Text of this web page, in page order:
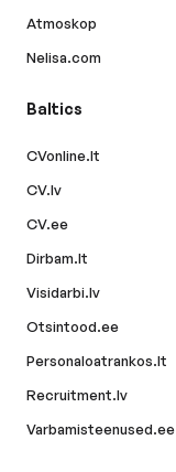
Atmoskop
Nelisa.com
Baltics
CVonline.lt
CV.lv
CV.ee
Dirbam.lt
Visidarbi.lv
Otsintood.ee
Personaloatrankos.lt
Recruitment.lv
Varbamisteenused.ee